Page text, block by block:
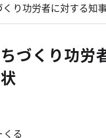
り功労者に対する知
づくり功労
る